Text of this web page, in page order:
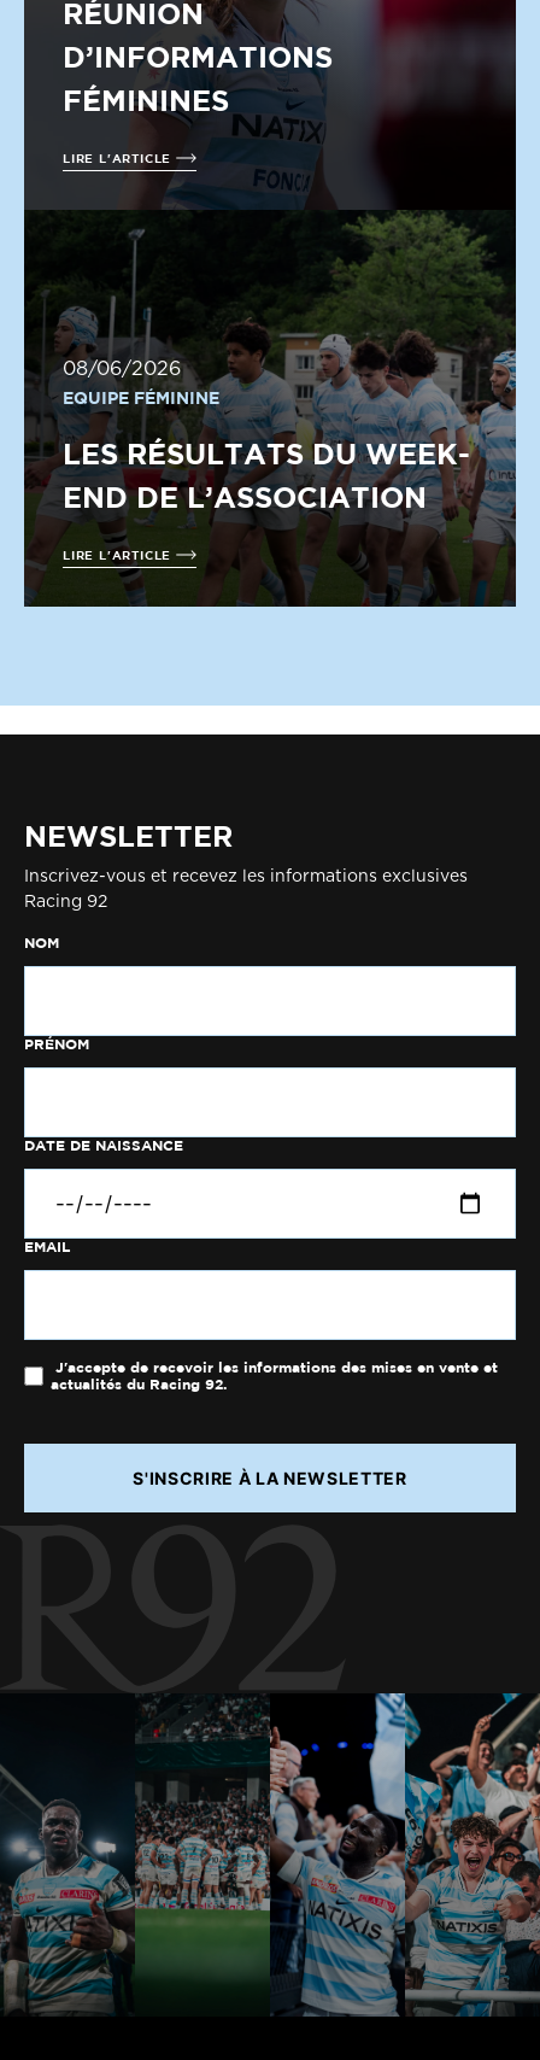
RÉUNION
D’INFORMATIONS
FÉMININES
LIRE L'ARTICLE
08/06/2026
EQUIPE FÉMININE
LES RÉSULTATS DU WEEK-
END DE L’ASSOCIATION
LIRE L'ARTICLE
NEWSLETTER
Inscrivez-vous et recevez les informations exclusives
Racing 92
NOM
PRÉNOM
DATE DE NAISSANCE
EMAIL
J'accepte de recevoir les informations des mises en vente et
actualités du Racing 92.
S'INSCRIRE À LA NEWSLETTER